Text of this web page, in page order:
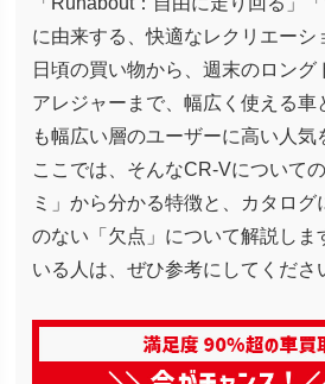
に由来する、快適なレクリエーシ
日頃の買い物から、週末のロング
アレジャーまで、幅広く使える車
も幅広い層のユーザーに高い人気
ここでは、そんなCR-Vについて
ミ」から分かる特徴と、カタログ
のない「欠点」について解説しま
いる人は、ぜひ参考にしてくださ